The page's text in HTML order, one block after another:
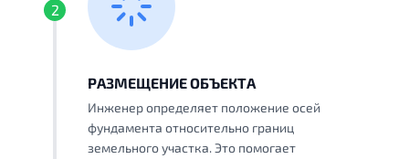
2
РАЗМЕЩЕНИЕ ОБЪЕКТА
Инженер определяет положение осей
фундамента относительно границ
земельного участка. Это помогает